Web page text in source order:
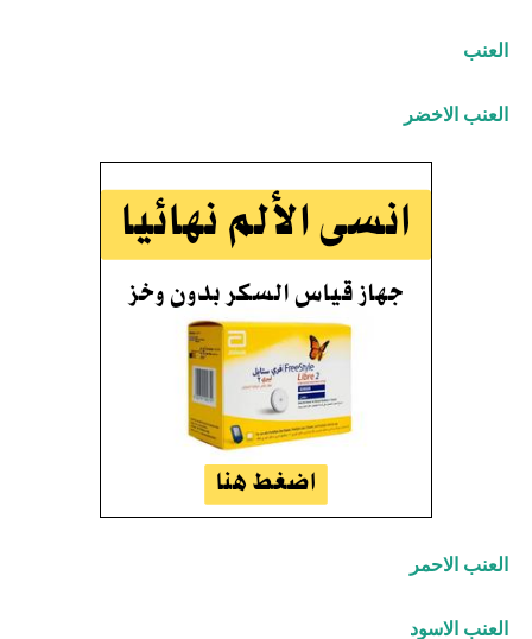
العنب
العنب الاخضر
العنب الاحمر
العنب الاسود